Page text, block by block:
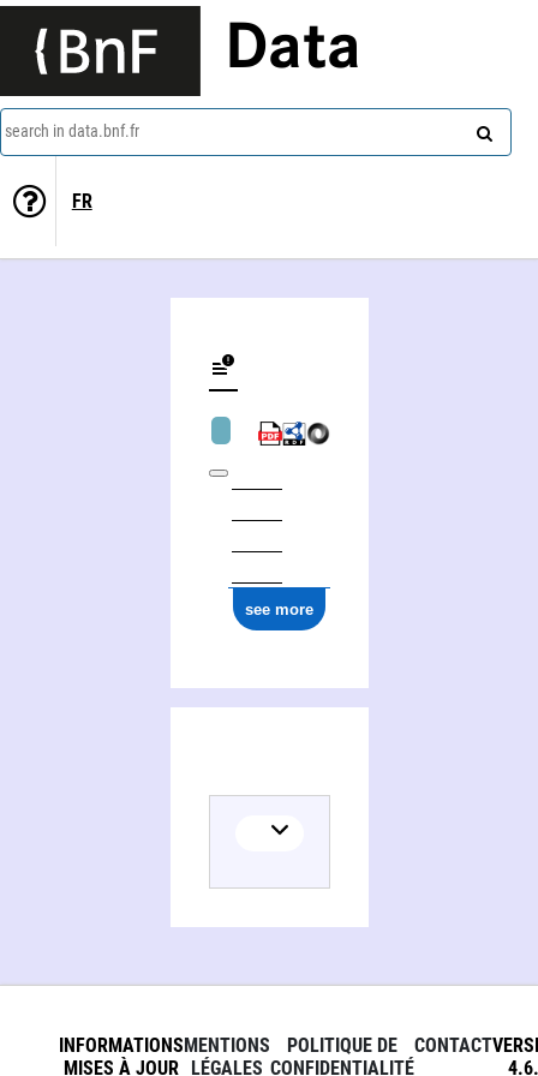
Data
search in data.bnf.fr
FR
see more
INFORMATIONS
MISES À JOUR
MENTIONS
LÉGALES
POLITIQUE DE
CONFIDENTIALITÉ
CONTACT